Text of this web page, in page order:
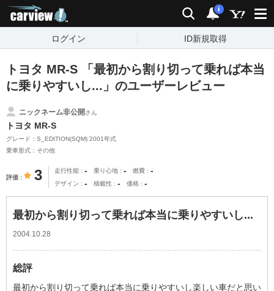
検索 通知
i
ログイン ID新規取得
トヨタ MR-S 「最初から割り切って乗れば本当
に乗りやすいし...」のユーザーレビュー
ニックネーム非公開さん
トヨタ MR-S
グレード：S_EDITION(SQM) 2001年式
乗車形式：その他
評価 3 走行性能 - 乗り心地 - 燃費 -
デザイン - 積載性 - 価格 -
最初から割り切って乗れば本当に乗りやすいし...
2004.10.28
総評
最初から割り切って乗れば本当に乗りやすいし楽しい車だと思い